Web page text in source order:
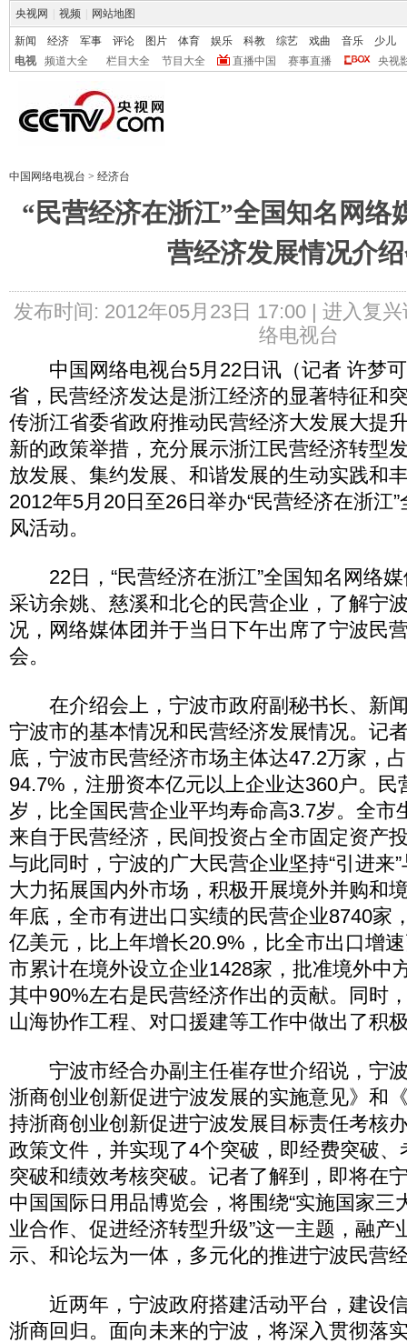
央视网 视频 网站地图
新闻 经济 军事 评论 图片 体育 娱乐 科教 综艺 戏曲 音乐
少儿
电视
频道大全 栏目大全 节目大全 直播中国 赛事直播 央视
中国网络电视台 > 经济台
“民营经济在浙江”全国知名网络
营经济发展情况介
发布时间: 2012年05月23日 17:00 | 进入复兴
络电视台
中国网络电视台5月22日讯（记者 许梦可
省，民营经济发达是浙江经济的显著特征和
传浙江省委省政府推动民营经济大发展大提
新的政策举措，充分展示浙江民营经济转型
放发展、集约发展、和谐发展的生动实践和
2012年5月20日至26日举办“民营经济在浙江
风活动。
22日，“民营经济在浙江”全国知名网络媒
采访余姚、慈溪和北仑的民营企业，了解宁
况，网络媒体团并于当日下午出席了宁波民
会。
在介绍会上，宁波市政府副秘书长、新
宁波市的基本情况和民营经济发展情况。记
底，宁波市民营经济市场主体达47.2万家，
94.7%，注册资本亿元以上企业达360户。民
岁，比全国民营企业平均寿命高3.7岁。全市
来自于民营经济，民间投资占全市固定资产
与此同时，宁波的广大民营企业坚持“引进来”
大力拓展国内外市场，积极开展境外并购和
年底，全市有进出口实绩的民营企业8740家
亿美元，比上年增长20.9%，比全市出口增
市累计在境外设立企业1428家，批准境外中
其中90%左右是民营经济作出的贡献。同时
山海协作工程、对口援建等工作中做出了积
宁波市经合办副主任崔存世介绍说，宁
浙商创业创新促进宁波发展的实施意见》和
持浙商创业创新促进宁波发展目标责任考核
政策文件，并实现了4个突破，即经费突破
突破和绩效考核突破。记者了解到，即将在
中国国际日用品博览会，将围绕“实施国家三
业合作、促进经济转型升级”这一主题，融产
示、和论坛为一体，多元化的推进宁波民营
近两年，宁波政府搭建活动平台，建设
浙商回归。面向未来的宁波，将深入贯彻落